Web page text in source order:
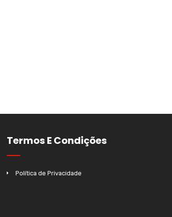
Termos E Condições
Política de Privacidade